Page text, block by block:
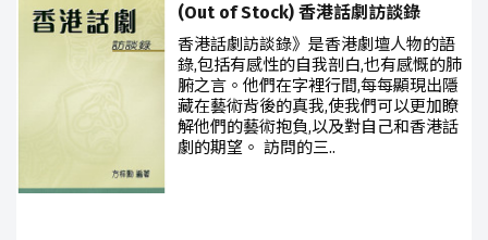
(Out of Stock) 香港話劇訪談錄
香港話劇訪談錄》是香港劇壇人物的語
錄,包括有感性的自我剖白,也有感慨的肺
腑之言。他們在字裡行間,每每顯現出隱
藏在藝術背後的真我,使我們可以更加瞭
解他們的藝術抱負,以及對自己和香港話
劇的期望。 訪問的三..